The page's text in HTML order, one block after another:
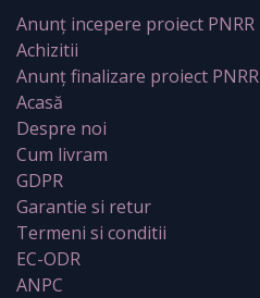
Anunț incepere proiect PNRR
Achizitii
Anunț finalizare proiect PNRR
Acasă
Despre noi
Cum livram
GDPR
Garantie si retur
Termeni si conditii
EC-ODR
ANPC